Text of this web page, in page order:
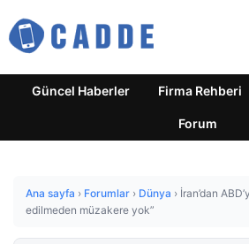
Güncel Haberler Firma Rehberi
Forum
Ana sayfa › Forumlar › Dünya › İran’dan
edilmeden müzakere yok”